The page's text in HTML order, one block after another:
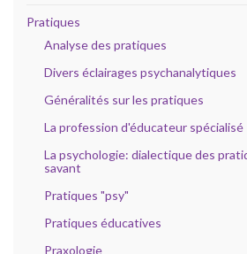
Pratiques
Analyse des pratiques
Divers éclairages psychanalytiques
Généralités sur les pratiques
La profession d'éducateur spécialisé
La psychologie: dialectique des
savant
Pratiques "psy"
Pratiques éducatives
Praxologie